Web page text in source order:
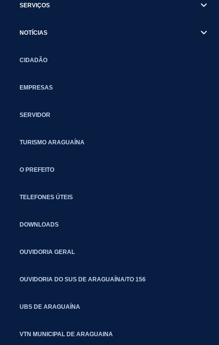
SERVIÇOS
NOTÍCIAS
CIDADÃO
EMPRESAS
SERVIDOR
TURISMO ARAGUAÍNA
O PREFEITO
TELEFONES ÚTEIS
DOWNLOADS
OUVIDORIA GERAL
OUVIDORIA DO SUS DE ARAGUAÍNA/TO 156
UBS DE ARAGUAÍNA
VTN MUNICIPAL DE ARAGUAINA